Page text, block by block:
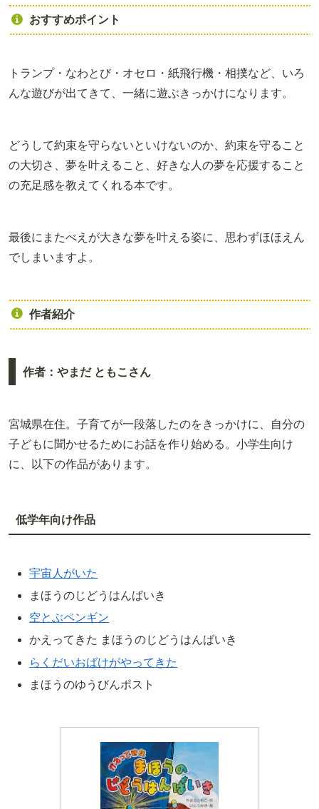
おすすめポイント
トランプ・なわとび・オセロ・紙飛行機・相撲など、いろ
んな遊びが出てきて、一緒に遊ぶきっかけになります。
どうして約束を守らないといけないのか、約束を守ること
の大切さ、夢を叶えること、好きな人の夢を応援すること
の充足感を教えてくれる本です。
最後にまたべえが大きな夢を叶える姿に、思わずほほえん
でしまいますよ。
作者紹介
作者：やまだ ともこさん
宮城県在住。子育てが一段落したのをきっかけに、自分の
子どもに聞かせるためにお話を作り始める。小学生向け
に、以下の作品があります。
低学年向け作品
宇宙人がいた
まほうのじどうはんばいき
空とぶペンギン
かえってきた まほうのじどうはんばいき
らくだいおばけがやってきた
まほうのゆうびんポスト